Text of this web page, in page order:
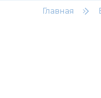
Главная